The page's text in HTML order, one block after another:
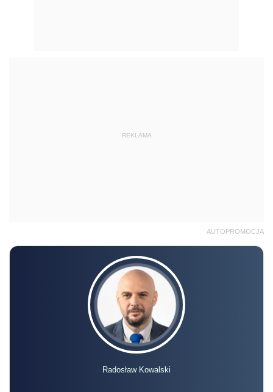
REKLAMA
AUTOPROMOCJA
Radosław Kowalski